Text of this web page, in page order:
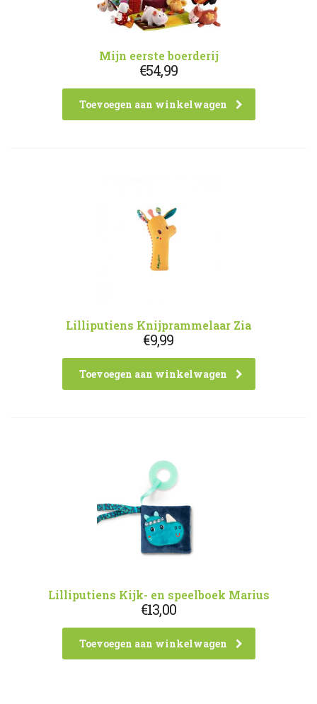
Mijn eerste boerderij
€54,99
Toevoegen aan winkelwagen
Lilliputiens Knijprammelaar Zia
€9,99
Toevoegen aan winkelwagen
Lilliputiens Kijk- en speelboek Marius
€13,00
Toevoegen aan winkelwagen